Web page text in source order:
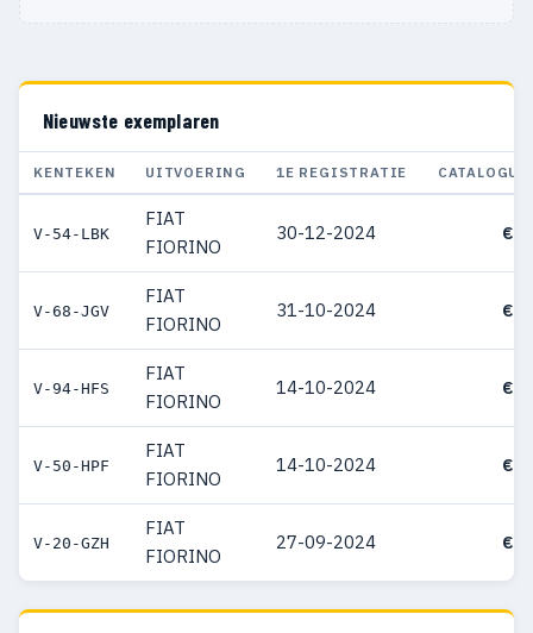
Nieuwste exemplaren
KENTEKEN UITVOERING 1E REGISTRATIE
V-54-LBK
FIAT
FIORINO
30-12-2024 €
V-68-JGV
FIAT
FIORINO
31-10-2024 €
V-94-HFS
FIAT
FIORINO
14-10-2024 €
V-50-HPF
FIAT
FIORINO
14-10-2024 €
V-20-GZH
FIAT
FIORINO
27-09-2024 €